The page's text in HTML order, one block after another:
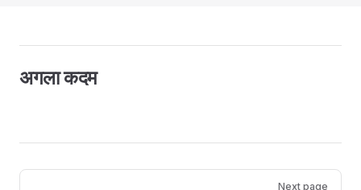
अगला कदम
Pager
Next page